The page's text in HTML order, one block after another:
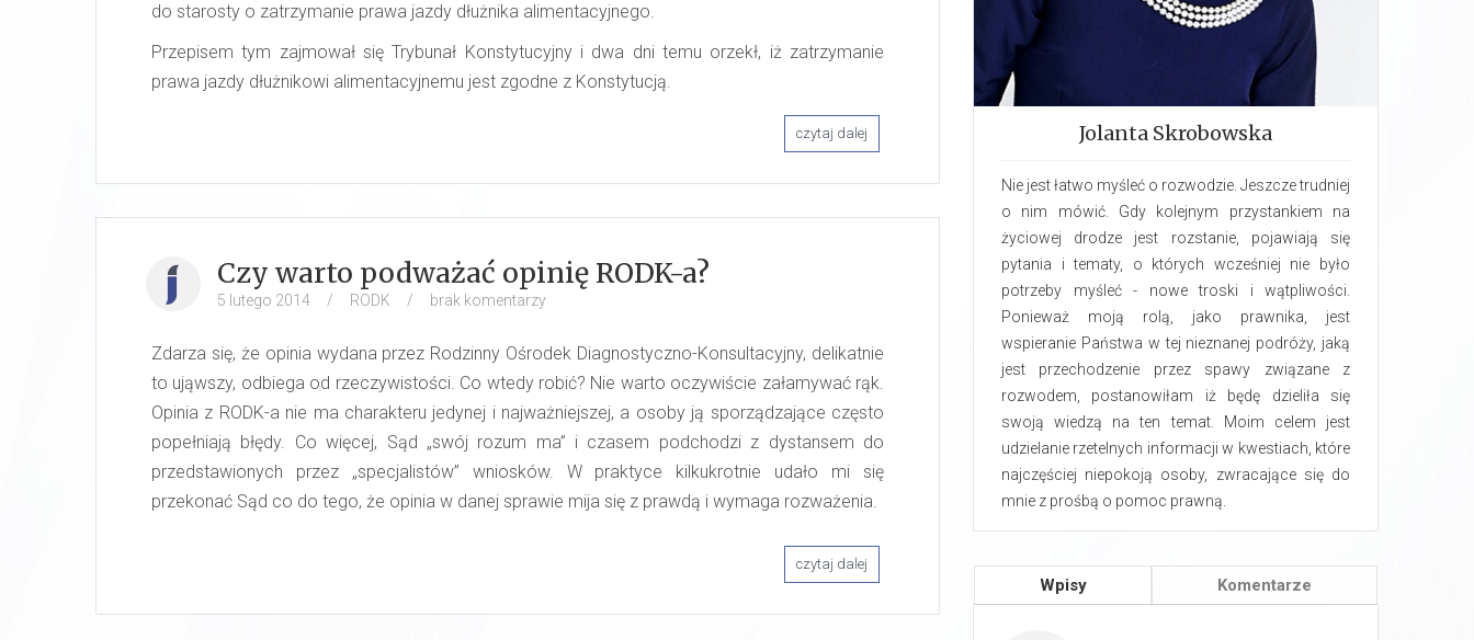
do starosty o zatrzymanie prawa jazdy dłużnika alimentacyjnego.
Przepisem tym zajmował się Trybunał Konstytucyjny i dwa dni temu orzekł, iż zatrzymanie
prawa jazdy dłużnikowi alimentacyjnemu jest zgodne z Konstytucją.
czytaj dalej
Czy warto podważać opinię RODK-a?
5 lutego 2014 / RODK / brak komentarzy
Zdarza się, że opinia wydana przez Rodzinny Ośrodek Diagnostyczno-Konsultacyjny, delikatnie
to ująwszy, odbiega od rzeczywistości. Co wtedy robić? Nie warto oczywiście załamywać rąk.
Opinia z RODK-a nie ma charakteru jedynej i najważniejszej, a osoby ją sporządzające często
popełniają błędy. Co więcej, Sąd „swój rozum ma” i czasem podchodzi z dystansem do
przedstawionych przez „specjalistów” wniosków. W praktyce kilkukrotnie udało mi się
przekonać Sąd co do tego, że opinia w danej sprawie mija się z prawdą i wymaga rozważenia.
czytaj dalej
Jolanta Skrobowska
Nie jest łatwo myśleć o rozwodzie. Jeszcze trudniej
o nim mówić. Gdy kolejnym przystankiem na
życiowej drodze jest rozstanie, pojawiają się
pytania i tematy, o których wcześniej nie było
potrzeby myśleć -­ nowe troski i wątpliwości.
Ponieważ moją rolą, jako prawnika, jest
wspieranie Państwa w tej nieznanej podróży, jaką
jest przechodzenie przez spawy związane z
rozwodem, postanowiłam iż będę dzieliła się
swoją wiedzą na ten temat. Moim celem jest
udzielanie rzetelnych informacji w kwestiach, które
najczęściej niepokoją osoby, zwracające się do
mnie z prośbą o pomoc prawną.
Wpisy Komentarze